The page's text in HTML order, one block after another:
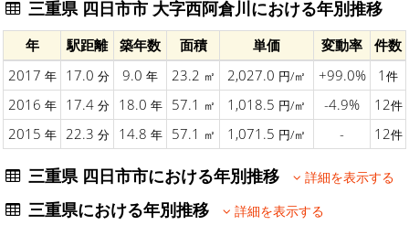
三重県 四日市市 大字西阿倉川における年別推移
年 駅距離 築年数 面積 単価 変動率
件数
2017 年 17.0 分 9.0 年 23.2 ㎡ 2,027.0 円/㎡ +99.0% 1 件
2016 年 17.4 分 18.0 年 57.1 ㎡ 1,018.5 円/㎡ -4.9% 12件
2015 年 22.3 分 14.8 年 57.1 ㎡ 1,071.5 円/㎡ - 12件
三重県 四日市市における年別推移 詳細を表示する
三重県における年別推移 詳細を表示する